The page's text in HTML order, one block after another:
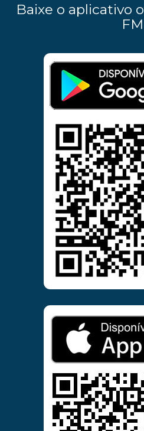
Baixe o aplicativo
FM